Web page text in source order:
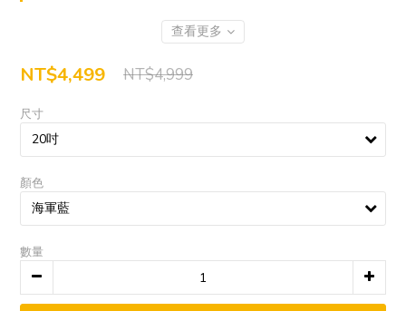
查看更多
NT$4,999
NT$4,499
尺寸
顏色
數量